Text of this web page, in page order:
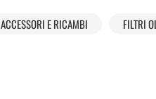
ACCESSORI E RICAMBI FILTRI